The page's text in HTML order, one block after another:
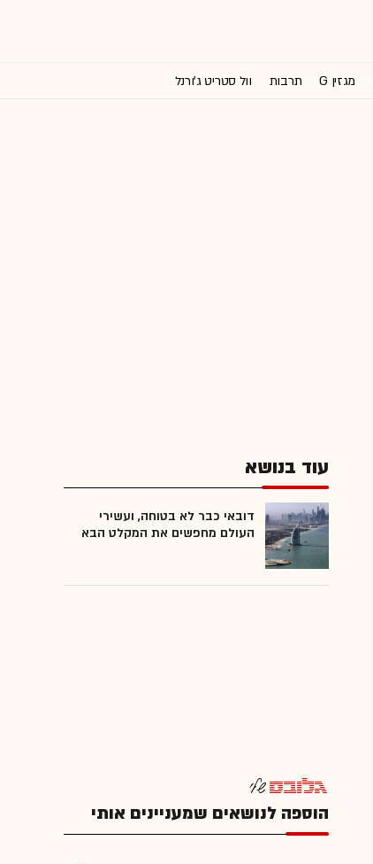
מגזין G תרבות וול סטריט ג'ורנל
עוד בנושא
דובאי כבר לא בטוחה, ועשירי
העולם מחפשים את המקלט הבא
הוספה לנושאים שמעניינים אותי